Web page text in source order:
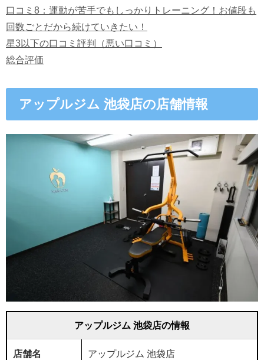
口コミ8：運動が苦手でもしっかりトレーニング！お値段も
回数ごとだから続けていきたい！
星3以下の口コミ評判（悪い口コミ）
総合評価
アップルジム 池袋店の店舗情報
アップルジム 池袋店の情報
店舗名 アップルジム 池袋店